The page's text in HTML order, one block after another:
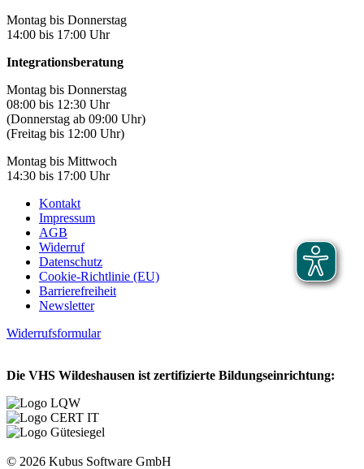
Montag bis Donnerstag
14:00 bis 17:00 Uhr
Integrationsberatung
Montag bis Donnerstag
08:00 bis 12:30 Uhr
(Donnerstag ab 09:00 Uhr)
(Freitag bis 12:00 Uhr)
Montag bis Mittwoch
14:30 bis 17:00 Uhr
Kontakt
Impressum
AGB
Widerruf
Datenschutz
Cookie-Richtlinie (EU)
Barrierefreiheit
Newsletter
Widerrufsformular
Die VHS Wildeshausen ist zertifizierte Bildungseinrichtung:
© 2026 Kubus Software GmbH